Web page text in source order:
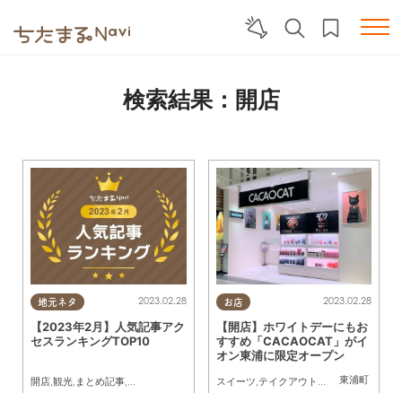
検索結果：開店
地元ネタ 2023.02.28
【2023年2月】人気記事アク
セスランキングTOP10
開店 観光 まとめ記事
お店
東浦町
2023.02.28
【開店】ホワイトデーにもお
すすめ「CACAOCAT」がイ
オン東浦に限定オープン
スイーツ テイクアウト 開店